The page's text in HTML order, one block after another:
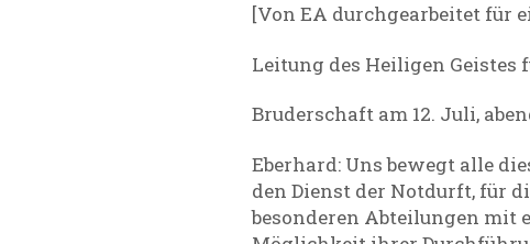
[Von EA durchgearbeitet für
Leitung des Heiligen
Bruderschaft am 12. Juli,
Eberhard: Uns bewegt alle
den Dienst der Notdurft, für
besonderen Abteilungen mit